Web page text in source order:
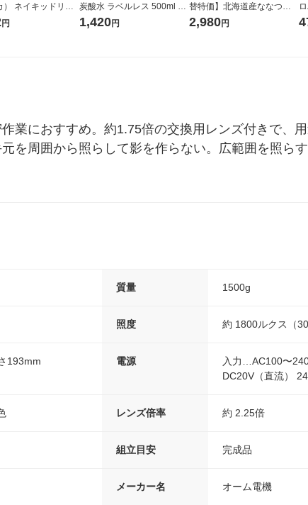
） ネイキッドリリ
柔軟剤 詰め替え 超
円
炭酸水 ラベルレス 500ml 1
箱（24本入）
1,420円
替特価】北海道産ななつぼ
し 無洗米 5kg 1袋 令和7年産
2,980円
業におすすめ。約1.75倍の交換用レンズ付きで、
を周囲から照らして影を作らない。広範囲を照ら
質量 1500g
照度 約 1800ルクス（
193mm 電源
入力…AC100〜
DC20V（直流）
レンズ倍率 約 2.25倍
組立目安 完成品
メーカー名 オーム電機